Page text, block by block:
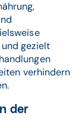
gezielt
verhindern
der